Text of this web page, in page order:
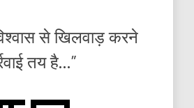
से खिलवाड़ करने
तय है…”